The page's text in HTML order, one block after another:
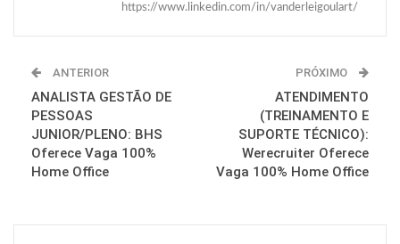
https://www.linkedin.com/in/vanderleigoulart/
ANTERIOR
ANALISTA GESTÃO DE
PESSOAS
JUNIOR/PLENO: BHS
Oferece Vaga 100%
Home Office
PRÓXIMO
ATENDIMENTO
(TREINAMENTO E
SUPORTE TÉCNICO):
Werecruiter Oferece
Vaga 100% Home Office